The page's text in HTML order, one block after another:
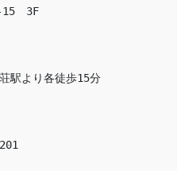
　3F
駅より各徒歩15分